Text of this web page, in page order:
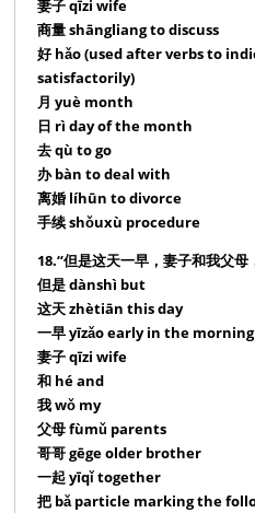
妻子 qīzi wife
商量 shāngliang to discuss
好 hǎo (used after verbs to
satisfactorily)
月 yuè month
日 rì day of the month
去 qù to go
办 bàn to deal with
离婚 líhūn to divorce
手续 shǒuxù procedure
18.“但是这天一早，妻子和我父
但是 dànshì but
这天 zhètiān this day
一早 yīzǎo early in the morning
妻子 qīzi wife
和 hé and
我 wǒ my
父母 fùmǔ parents
哥哥 gēge older brother
一起 yīqǐ together
把 bǎ particle marking the